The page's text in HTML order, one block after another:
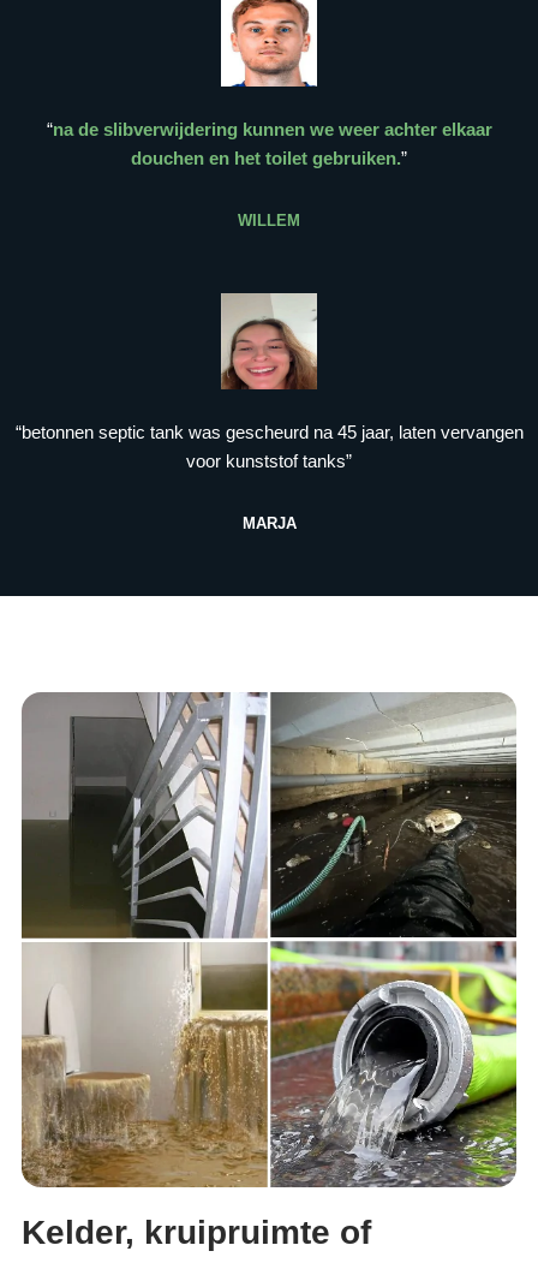
“na de slibverwijdering kunnen we weer achter elkaar
douchen en het toilet gebruiken.”
WILLEM
“betonnen septic tank was gescheurd na 45 jaar, laten vervangen
voor kunststof tanks”
MARJA
Kelder, kruipruimte of